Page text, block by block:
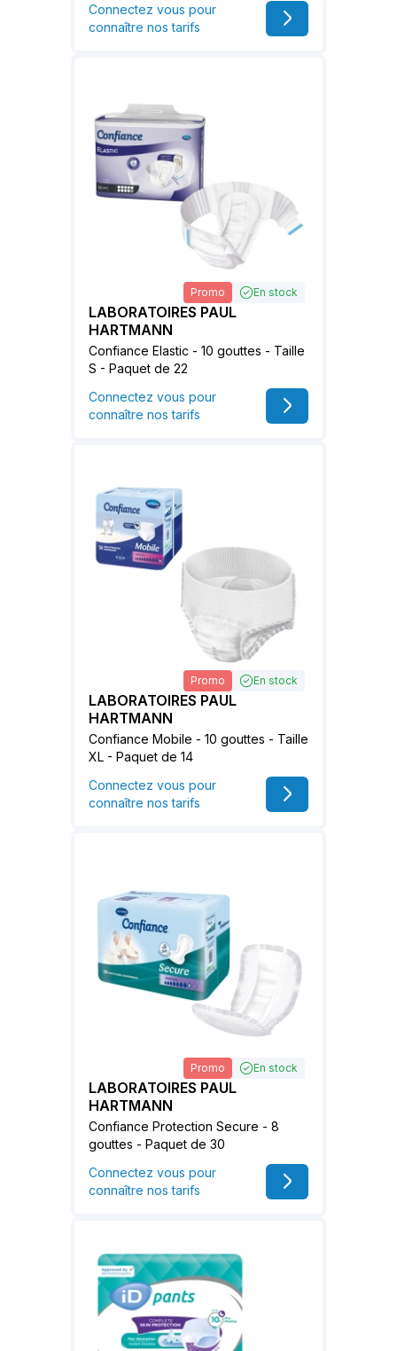
Connectez vous pour
connaître nos tarifs
Promo En stock
LABORATOIRES PAUL
HARTMANN
Confiance Elastic - 10 gouttes - Taille
S - Paquet de 22
Connectez vous pour
connaître nos tarifs
Promo En stock
LABORATOIRES PAUL
HARTMANN
Confiance Mobile - 10 gouttes - Taille
XL - Paquet de 14
Connectez vous pour
connaître nos tarifs
Promo En stock
LABORATOIRES PAUL
HARTMANN
Confiance Protection Secure - 8
gouttes - Paquet de 30
Connectez vous pour
connaître nos tarifs